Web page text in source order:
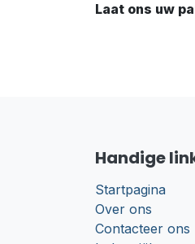
Laat ons uw
Handige
Startpagina
Over ons
Contacteer ons